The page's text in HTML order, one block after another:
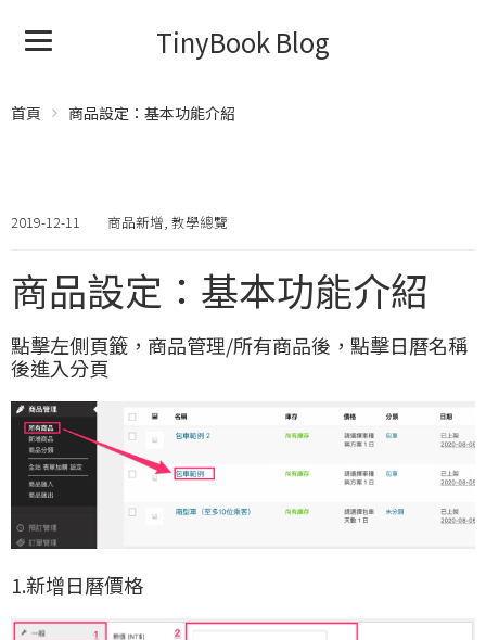
TinyBook Blog
首頁 商品設定：基本功能介紹
2019-12-11 商品新增, 教學總覽
商品設定：基本功能介紹
點擊左側頁籤，商品管理/所有商品後，點擊日曆名稱
後進入分頁
1.新增日曆價格